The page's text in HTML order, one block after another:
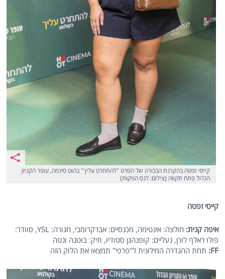
קייסי זפטה בהקרנת הבכורה של הסרט "להתחרט עליך" בהוט סינמה, עופר הקניון
הגדול פתח תקווה (צילום: לנס הפקות)
קייסי זפטה
איפה קנית:
חולצה: אינטימה, מכנסיים: אברקרומבי, חגורה: YSL, סוודר:
פולו ראלף לורן, נעליים: קופנהגן סטודיו, תיק: בוטגה ונטה
FF
: תחת ההגדרה המילונית ל"פרפי" תמצאו את הלוק הזה